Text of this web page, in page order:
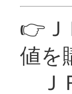
👉Ｊ
値を
Ｊ